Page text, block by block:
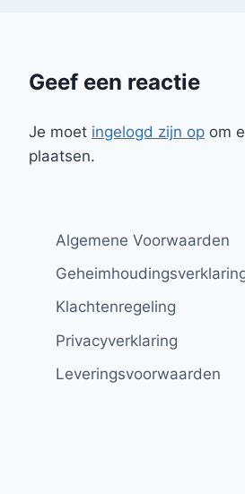
Geef een reactie
Je moet ingelogd zijn op om
plaatsen.
Algemene Voorwaarden
Klachtenregeling
Privacyverklaring
Leveringsvoorwaarden